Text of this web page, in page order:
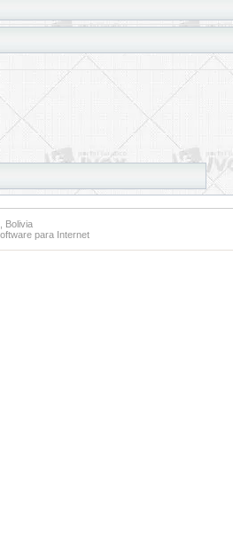
Bolivia
para Internet